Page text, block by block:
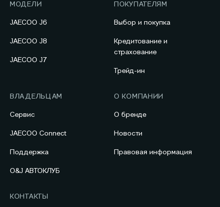
МОДЕЛИ
JAECOO J6
JAECOO J8
JAECOO J7
ПОКУПАТЕЛЯМ
Выбор и покупка
Кредитование и
страхование
Трейд-ин
ВЛАДЕЛЬЦАМ
Сервис
JAECOO Connect
Поддержка
O&J АВТОКЛУБ
О КОМПАНИИ
О бренде
Новости
Правовая информация
КОНТАКТЫ